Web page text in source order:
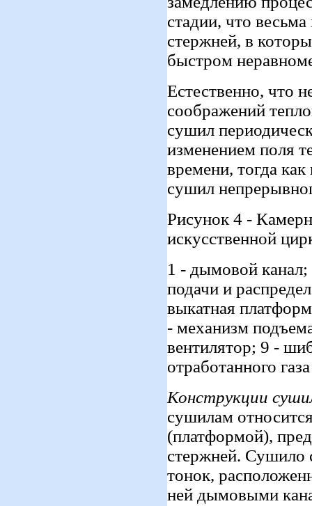
стадии, что
стержней, в
быстром
Естественно, что
соображений
сушил
изменением поля
времени, тогда
сушил
Рисунок 4 -
искусственной
1 - дымовой
подачи и
выкатная
- механизм
вентилятор; 9 -
отработанного газа
Конструкции
сушилам
(платформой),
стержней. Сушило
тонок,
ней дымовыми